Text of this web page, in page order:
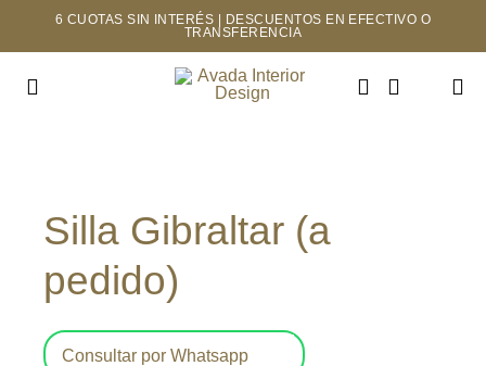
6 CUOTAS SIN INTERÉS | DESCUENTOS EN EFECTIVO O
TRANSFERENCIA
Toggle
TIENDA
NOSOTROS
Silla Gibraltar (a
pedido)
Consultar por Whatsapp